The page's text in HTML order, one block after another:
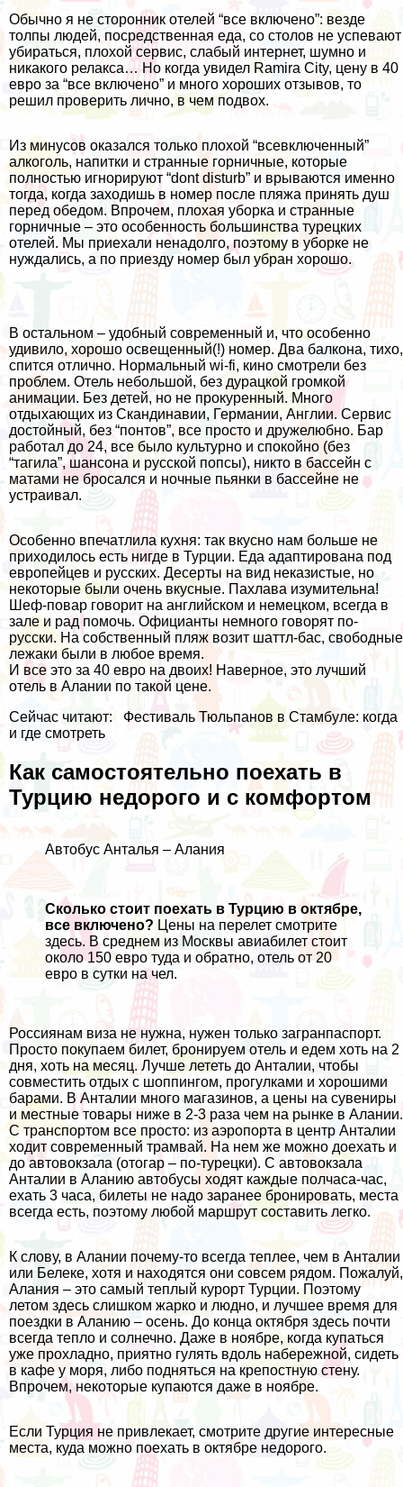
Обычно я не сторонник отелей “все включено”: везде
толпы людей, посредственная еда, со столов не успевают
убираться, плохой сервис, слабый интернет, шумно и
никакого релакса… Но когда увидел Ramira City, цену в 40
евро за “все включено” и много хороших отзывов, то
решил проверить лично, в чем подвох.
Из минусов оказался только плохой “всевключенный”
алкоголь, напитки и странные горничные, которые
полностью игнорируют “dont disturb” и врываются именно
тогда, когда заходишь в номер после пляжа принять душ
перед обедом. Впрочем, плохая уборка и странные
горничные – это особенность большинства турецких
отелей. Мы приехали ненадолго, поэтому в уборке не
нуждались, а по приезду номер был убран хорошо.
В остальном – удобный современный и, что особенно
удивило, хорошо освещенный(!) номер. Два балкона, тихо,
спится отлично. Нормальный wi-fi, кино смотрели без
проблем. Отель небольшой, без дурацкой громкой
анимации. Без детей, но не прокуренный. Много
отдыхающих из Скандинавии, Германии, Англии. Сервис
достойный, без “понтов”, все просто и дружелюбно. Бар
работал до 24, все было культурно и спокойно (без
“тагила”, шансона и русской попсы), никто в бассейн с
матами не бросался и ночные пьянки в бассейне не
устраивал.
Особенно впечатлила кухня: так вкусно нам больше не
приходилось есть нигде в Турции. Еда адаптирована под
европейцев и русских. Десерты на вид неказистые, но
некоторые были очень вкусные. Пахлава изумительна!
Шеф-повар говорит на английском и немецком, всегда в
зале и рад помочь. Официанты немного говорят по-
русски. На собственный пляж возит шаттл-бас, свободные
лежаки были в любое время.
И все это за 40 евро на двоих! Наверное, это лучший
отель в Алании по такой цене.
Сейчас читают:
Фестиваль Тюльпанов в Стамбуле: когда
и где смотреть
Как самостоятельно поехать в
Турцию недорого и с комфортом
Автобус Анталья – Алания
Сколько стоит поехать в Турцию в октябре,
все включено? Цены на перелет смотрите
здесь. В среднем из Москвы авиабилет стоит
около 150 евро туда и обратно, отель от 20
евро в сутки на чел.
Россиянам виза не нужна, нужен только загранпаспорт.
Просто покупаем билет, бронируем отель и едем хоть на 2
дня, хоть на месяц. Лучше лететь до Анталии, чтобы
совместить отдых с шоппингом, прогулками и хорошими
барами. В Анталии много магазинов, а цены на сувениры
и местные товары ниже в 2-3 раза чем на рынке в Алании.
С транспортом все просто: из аэропорта в центр Анталии
ходит современный трамвай. На нем же можно доехать и
до автовокзала (отогар – по-турецки). С автовокзала
Анталии в Аланию автобусы ходят каждые полчаса-час,
ехать 3 часа, билеты не надо заранее бронировать, места
всегда есть, поэтому любой маршрут составить легко.
К слову, в Алании почему-то всегда теплее, чем в Анталии
или Белеке, хотя и находятся они совсем рядом. Пожалуй,
Алания – это самый теплый курорт Турции. Поэтому
летом здесь слишком жарко и людно, и лучшее время для
поездки в Аланию – осень. До конца октября здесь почти
всегда тепло и солнечно. Даже в ноябре, когда купаться
уже прохладно, приятно гулять вдоль набережной, сидеть
в кафе у моря, либо подняться на крепостную стену.
Впрочем, некоторые купаются даже в ноябре.
Если Турция не привлекает, смотрите другие интересные
места, куда можно поехать в октябре недорого.